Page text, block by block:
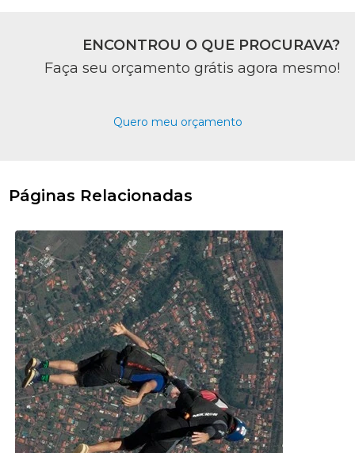
ENCONTROU O QUE PROCURAVA?
Faça seu orçamento grátis agora mesmo!
Quero meu orçamento
Páginas Relacionadas